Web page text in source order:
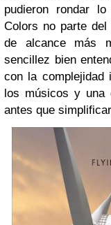
pudieron rondar
Colors no parte del
de alcance más
sencillez bien
con la complejidad
los músicos y una
antes que